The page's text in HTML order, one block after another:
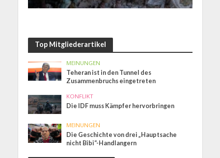
Top Mitgliederartikel
MEINUNGEN
Teheran ist in den Tunnel des
Zusammenbruchs eingetreten
KONFLIKT
Die IDF muss Kämpfer hervorbringen
MEINUNGEN
Die Geschichte von drei „Hauptsache
nicht Bibi“-Handlangern